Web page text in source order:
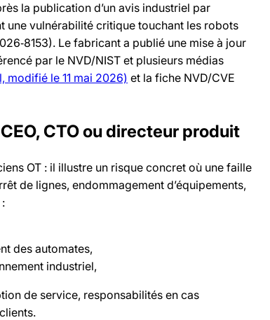
la publication d’un avis industriel par
une vulnérabilité critique touchant les robots
Le fabricant a publié une mise à jour
par le NVD/NIST et plusieurs médias
modifié le 11 mai 2026) et la fiche NVD/CVE
CTO ou directeur produit
OT : il illustre un risque concret où une faille
de lignes, endommagement d’équipements,
des automates,
industriel,
de service, responsabilités en cas